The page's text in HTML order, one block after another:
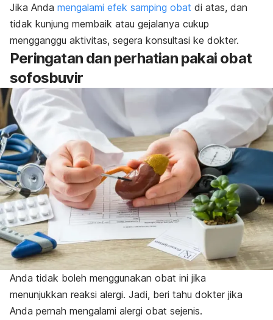
Jika Anda mengalami efek samping obat di atas, dan
tidak kunjung membaik atau gejalanya cukup
mengganggu aktivitas, segera konsultasi ke dokter.
Peringatan dan perhatian pakai obat
sofosbuvir
Anda tidak boleh menggunakan obat ini jika
menunjukkan reaksi alergi. Jadi, beri tahu dokter jika
Anda pernah mengalami alergi obat sejenis.